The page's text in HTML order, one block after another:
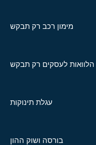
מימון רכב רק תבקש
הלוואות לעסקים רק תבקש
עגלת תינוקות
בורסה ושוק ההון